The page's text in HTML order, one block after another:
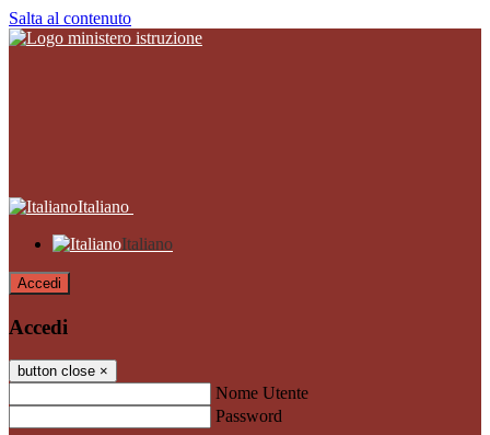
Salta al contenuto
Italiano
Italiano
Accedi
Accedi
button close ×
Nome Utente
Password